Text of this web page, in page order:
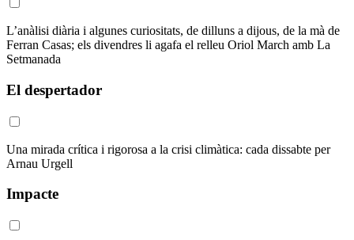
L’anàlisi diària i algunes curiositats, de dilluns a dijous, de la mà de
Ferran Casas; els divendres li agafa el relleu Oriol March amb La
Setmanada
El despertador
Una mirada crítica i rigorosa a la crisi climàtica: cada dissabte per
Arnau Urgell
Impacte